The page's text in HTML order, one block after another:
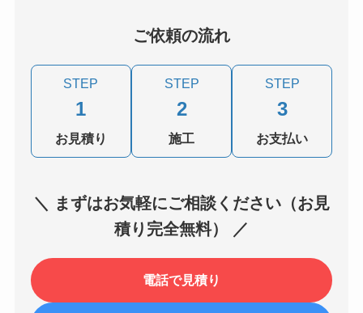
ご依頼の流れ
STEP
1
お見積り
STEP
2
施工
STEP
3
お支払い
＼ まずはお気軽にご相談ください（お見
積り完全無料） ／
電話で見積り